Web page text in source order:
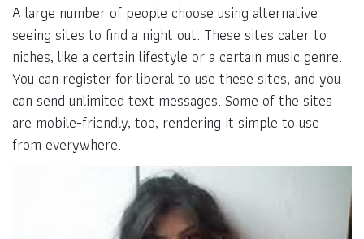
A large number of people choose using alternative
seeing sites to find a night out. These sites cater to
niches, like a certain lifestyle or a certain music genre.
You can register for liberal to use these sites, and you
can send unlimited text messages. Some of the sites
are mobile-friendly, too, rendering it simple to use
from everywhere.